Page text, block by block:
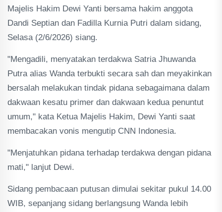
Majelis Hakim Dewi Yanti bersama hakim anggota
Dandi Septian dan Fadilla Kurnia Putri dalam sidang,
Selasa (2/6/2026) siang.
"Mengadili, menyatakan terdakwa Satria Jhuwanda
Putra alias Wanda terbukti secara sah dan meyakinkan
bersalah melakukan tindak pidana sebagaimana dalam
dakwaan kesatu primer dan dakwaan kedua penuntut
umum," kata Ketua Majelis Hakim, Dewi Yanti saat
membacakan vonis mengutip CNN Indonesia.
"Menjatuhkan pidana terhadap terdakwa dengan pidana
mati," lanjut Dewi.
Sidang pembacaan putusan dimulai sekitar pukul 14.00
WIB, sepanjang sidang berlangsung Wanda lebih